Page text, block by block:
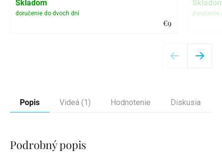
€9
Skladom
Popis Videá (1) Hodnotenie Diskusia
Podrobný popis